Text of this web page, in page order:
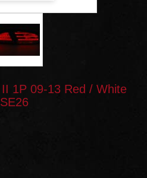
1P 09-13 Red / White